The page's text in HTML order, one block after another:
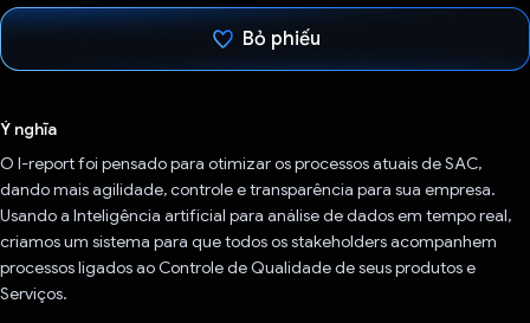
Bỏ phiếu
Ý nghĩa
O I-report foi pensado para otimizar os processos atuais de SAC,
dando mais agilidade, controle e transparência para sua empresa.
Usando a Inteligência artificial para análise de dados em tempo real,
criamos um sistema para que todos os stakeholders acompanhem
processos ligados ao Controle de Qualidade de seus produtos e
Serviços.